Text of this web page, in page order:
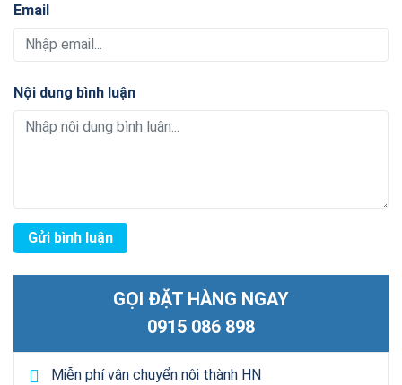
Email
Nội dung bình luận
GỌI ĐẶT HÀNG NGAY
0915 086 898
Miễn phí vận chuyển nội thành HN